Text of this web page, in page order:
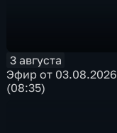
3 августа
Эфир от 03.08.2026
(08:35)